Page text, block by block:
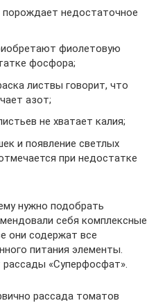
порождает недостаточное
фиолетовую
фосфора;
листвы говорит, что
азот;
не хватает калия;
и появление светлых
при недостатке
нужно подобрать
себя комплексные
они содержат все
питания элементы.
«Суперфосфат».
рассада томатов